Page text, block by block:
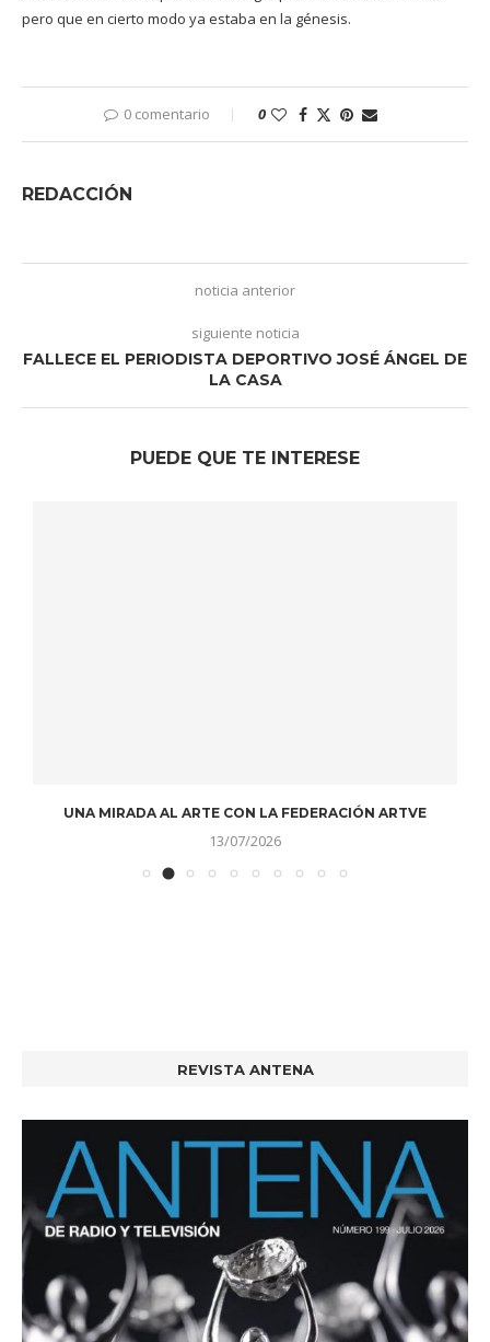
pero que en cierto modo ya estaba en la génesis.
0 comentario 0
REDACCIÓN
noticia anterior
siguiente noticia
FALLECE EL PERIODISTA DEPORTIVO JOSÉ ÁNGEL DE
LA CASA
PUEDE QUE TE INTERESE
UNA MIRADA AL ARTE CON LA FEDERACIÓN ARTVE
13/07/2026
REVISTA ANTENA